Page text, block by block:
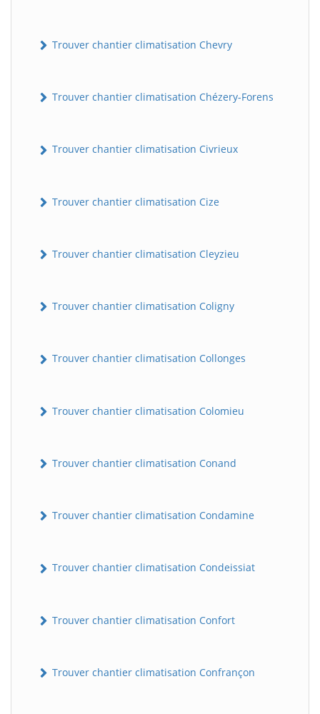
Trouver chantier climatisation Chevry
Trouver chantier climatisation Chézery-Forens
Trouver chantier climatisation Civrieux
Trouver chantier climatisation Cize
Trouver chantier climatisation Cleyzieu
Trouver chantier climatisation Coligny
Trouver chantier climatisation Collonges
Trouver chantier climatisation Colomieu
Trouver chantier climatisation Conand
Trouver chantier climatisation Condamine
Trouver chantier climatisation Condeissiat
Trouver chantier climatisation Confort
Trouver chantier climatisation Confrançon
B BatiWebPro